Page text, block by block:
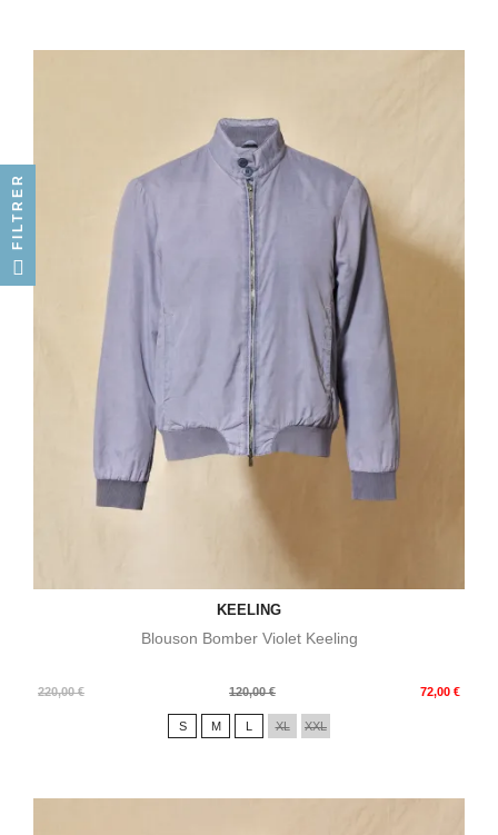
KEELING
Blouson Bomber Violet Keeling
220,00 €
Prix
120,00 € 72,00 €
Prix
S M L XL XXL
FILTRER